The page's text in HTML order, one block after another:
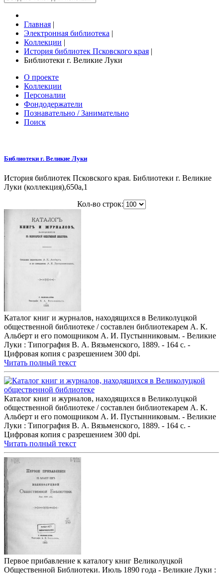
Главная |
Электронная библиотека |
Коллекции |
История библиотек Псковского края |
Библиотеки г. Великие Луки
О проекте
Коллекции
Персоналии
Фондодержатели
Познавательно / Занимательно
Поиск
Библиотеки г. Великие Луки
История библиотек Псковского края. Библиотеки г. Великие
Луки (коллекция),650a,1
Кол-во строк:
Каталог книг и журналов, находящихся в Великолуцкой
общественной библиотеке / составлен библиотекарем А. К.
Альберт и его помощником А. И. Пустынниковым. - Великие
Луки : Типография В. А. Вязьменского, 1889. - 164 с. -
Цифровая копия с разрешением 300 dpi.
Читать полный текст
Каталог книг и журналов, находящихся в Великолуцкой
общественной библиотеке / составлен библиотекарем А. К.
Альберт и его помощником А. И. Пустынниковым. - Великие
Луки : Типография В. А. Вязьменского, 1889. - 164 с. -
Цифровая копия с разрешением 300 dpi.
Читать полный текст
Первое прибавление к каталогу книг Великолуцкой
Общественной Библиотеки. Июль 1890 года - Великие Луки :